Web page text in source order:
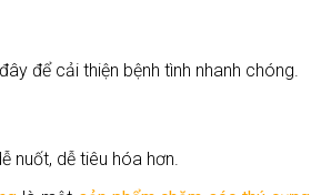
để cải thiện bệnh tình nhanh chóng.
nuốt, dễ tiêu hóa hơn.